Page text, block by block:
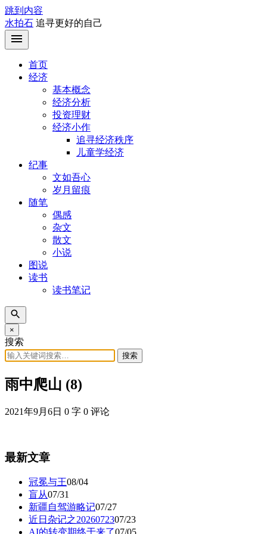
跳到内容
水拍石 追寻更好的自己
首页
经济
基本概念
经济分析
投资理财
经济小作
追寻经济秩序
儿童学经济
纪事
文如吾心
岁月留痕
随笔
偶感
杂文
散文
小说
图说
读书
读书笔记
×
搜索
搜索
雨中爬山 (8)
2021年9月6日 0 字 0 评论
最新文章
冠冕与王08/04
盲从07/31
新疆自驾游略记07/27
近日杂记之2026072307/23